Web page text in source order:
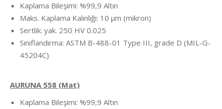
Kaplama Bileşimi: %99,9 Altın
Maks. Kaplama Kalınlığı: 10 μm (mikron)
Sertlik: yak. 250 HV 0.025
Sınıflandırma: ASTM B-488-01 Type III, grade D (MIL-G-
45204C)
AURUNA 558 (Mat)
Kaplama Bileşimi: %99,9 Altın